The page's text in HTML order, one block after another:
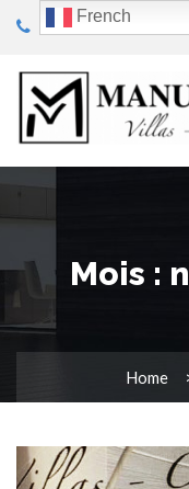
Mois :
Home
French